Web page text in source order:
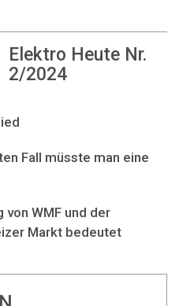
Elektro Heute Nr.
2/2024
Fall müsste man eine
WMF und der
Markt bedeutet